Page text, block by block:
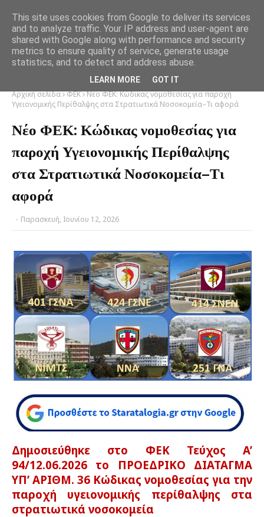
Αρχική σελίδα ΦΕΚ Νέο ΦΕΚ: Κώδικας νομοθεσίας για παροχή
Υγειονομικής Περίθαλψης στα Στρατιωτικά Νοσοκομεία–Τι αφορά
Νέο ΦΕΚ: Κώδικας νομοθεσίας για
παροχή Υγειονομικής Περίθαλψης
στα Στρατιωτικά Νοσοκομεία–Τι
αφορά
- Παρασκευή, Ιουνίου 12, 2026
Δημοσιεύθηκε στο ΦΕΚ Τεύχος A’
94/12.06.2026 το ΠΡΟΕΔΡΙΚΟ ΔΙΑΤΑΓΜΑ
ΥΠ’ ΑΡΙΘΜ. 36 Κώδικας νομοθεσίας για την
παροχή υγειονομικής περίθαλψης στα
στρατιωτικά νοσοκομεία
This site uses cookies from Google to deliver its services
and to analyze traffic. Your IP address and user-agent are
shared with Google along with performance and security
metrics to ensure quality of service, generate usage
statistics, and to detect and address abuse.
LEARN MORE GOT IT